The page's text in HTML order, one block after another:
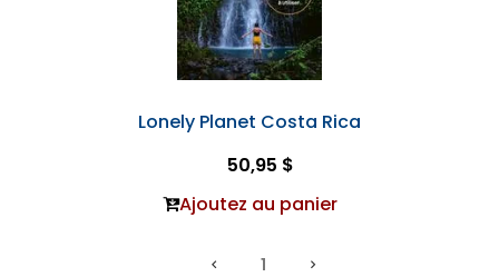
Lonely Planet Costa Rica
50,95 $
Ajoutez au panier
1